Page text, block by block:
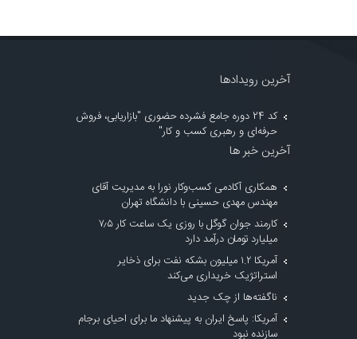
آخرین رویدادها
کد 24 دوره جامع فشرده حضوری "بازاریابی، فروش
حرفه‌ای و رهبری کسب و کار"
آخرین خبر ها
همکاری آکادمی کسب‌وکار نورا به مدیریت آقای
مهندس مهدی حسینی با دانشگاه تهران
کارمند جوان گوگل با روزی یک ساعت کار ۷٫۵
میلیارد تومان درآمد دارد
آمریکا ۱.۲ میلیون بشکه نفت برای ذخایر
استراتژیک خریداری می‌کند
ناگفته‌ها از چک جدید
آمریکا: پاسخ ایران به پیشنهاد ما برای احیای برجام
سازنده نبود